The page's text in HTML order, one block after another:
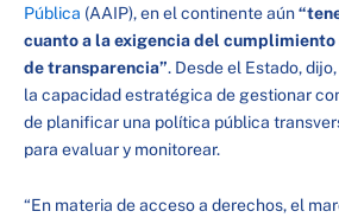
Pública (AAIP), en el continente aún
cuanto a la exigencia del
de transparencia”. Desde el Estado,
la capacidad estratégica de gestionar
de planificar una política pública
para evaluar y monitorear.
“En materia de acceso a derechos, el